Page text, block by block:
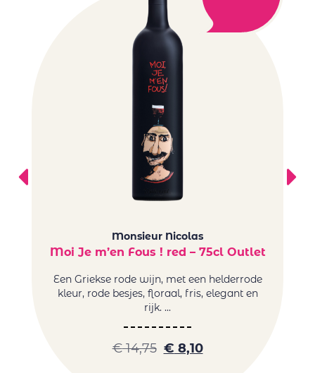
Monsieur Nicolas
Moi Je m’en Fous ! red – 75cl Outlet
Een Griekse rode wijn, met een helderrode
kleur, rode besjes, floraal, fris, elegant en
rijk. ...
€14,75 € 8,10